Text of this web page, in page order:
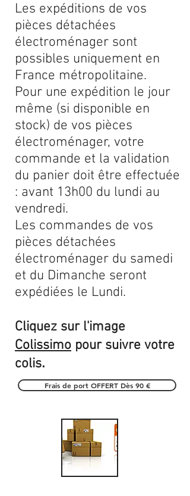
Les expéditions de vos
pièces détachées
électroménager sont
possibles uniquement en
France métropolitaine.
Pour une expédition le jour
même (si disponible en
stock) de vos pièces
électroménager, votre
commande et la validation
du panier doit être effectuée
: avant 13h00 du lundi au
vendredi.
Les commandes de vos
pièces détachées
électroménager du samedi
et du Dimanche seront
expédiées le Lundi.
Cliquez sur l'image
Colissimo pour suivre votre
colis.
Frais de port OFFERT Dès 90 €